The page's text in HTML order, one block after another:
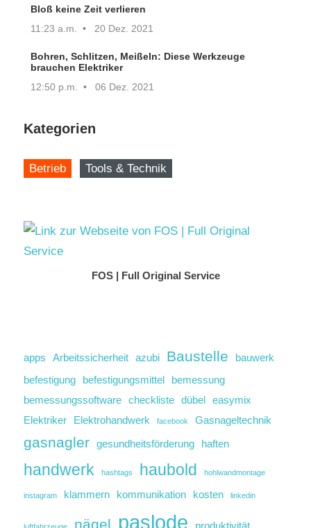
Bloß keine Zeit verlieren
11:23 a.m.
20 Dez. 2021
Bohren, Schlitzen, Meißeln: Diese Werkzeuge
brauchen Elektriker
12:50 p.m.
06 Dez. 2021
Kategorien
Betrieb Tools & Technik
FOS | Full Original Service
apps Arbeitssicherheit azubi Baustelle
bauwerk
befestigung
befestigungsmittel
bemessung
bemessungssoftware checkliste dübel easymix
Elektriker
Elektrohandwerk facebook Gasnageltechnik
gasnagler gesundheitsförderung haften
handwerk hashtags haubold hohlwandmontage
instagram klammern kommunikation kosten linkedin
paslode